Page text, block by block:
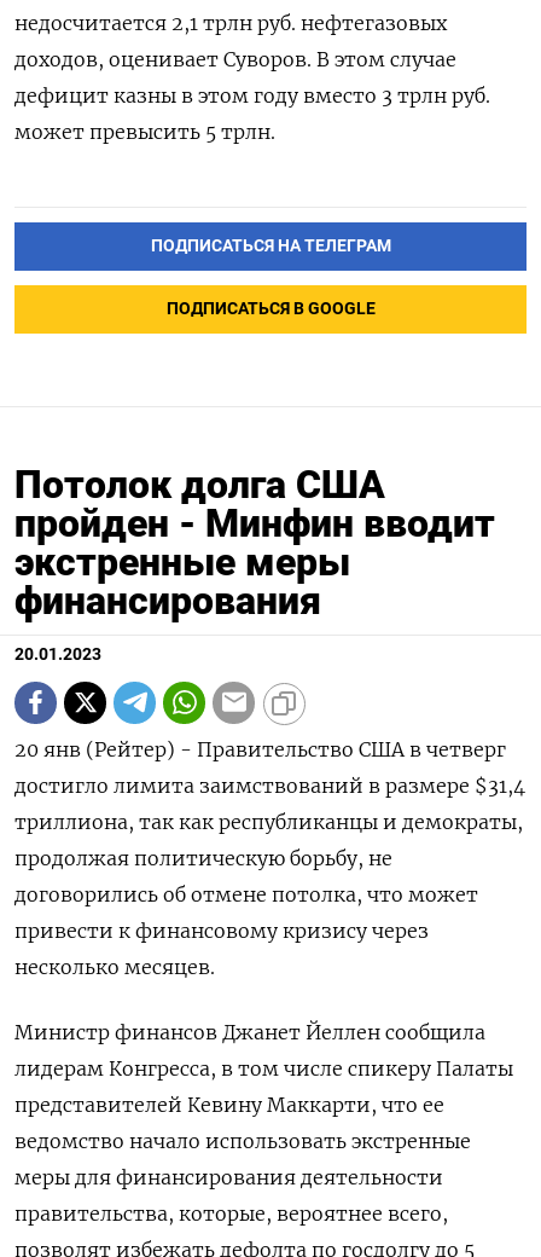
недосчитается 2,1 трлн руб. нефтегазовых
доходов, оценивает Суворов. В этом случае
дефицит казны в этом году вместо 3 трлн руб.
может превысить 5 трлн.
ПОДПИСАТЬСЯ НА ТЕЛЕГРАМ
ПОДПИСАТЬСЯ В GOOGLE
Потолок долга США
пройден - Минфин вводит
экстренные меры
финансирования
20.01.2023
20 янв (Рейтер) - Правительство США в четверг
достигло лимита заимствований в размере $31,4
триллиона, так как республиканцы и демократы,
продолжая политическую борьбу, не
договорились об отмене потолка, что может
привести к финансовому кризису через
несколько месяцев.
Министр финансов Джанет Йеллен сообщила
лидерам Конгресса, в том числе спикеру Палаты
представителей Кевину Маккарти, что ее
ведомство начало использовать экстренные
меры для финансирования деятельности
правительства, которые, вероятнее всего,
позволят избежать дефолта по госдолгу до 5